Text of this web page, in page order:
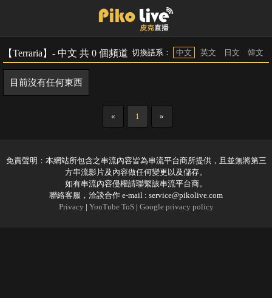
【Terraria】- 中文 共 0 個頻道 切換語系： 中文 英文 日文 韓文
目前沒有任何東西
« 1 »
免責聲明：本網站所包含之串流內容皆為串流平台商所提供，且並無將第三
方串流影片及內容做任何變更以及儲存。
如有串流內容侵權請聯繫該串流平台商。
聯絡客服，洽談合作 e-mail : service@pikolive.com
Privacy | YouTube ToS| Google privacy policy